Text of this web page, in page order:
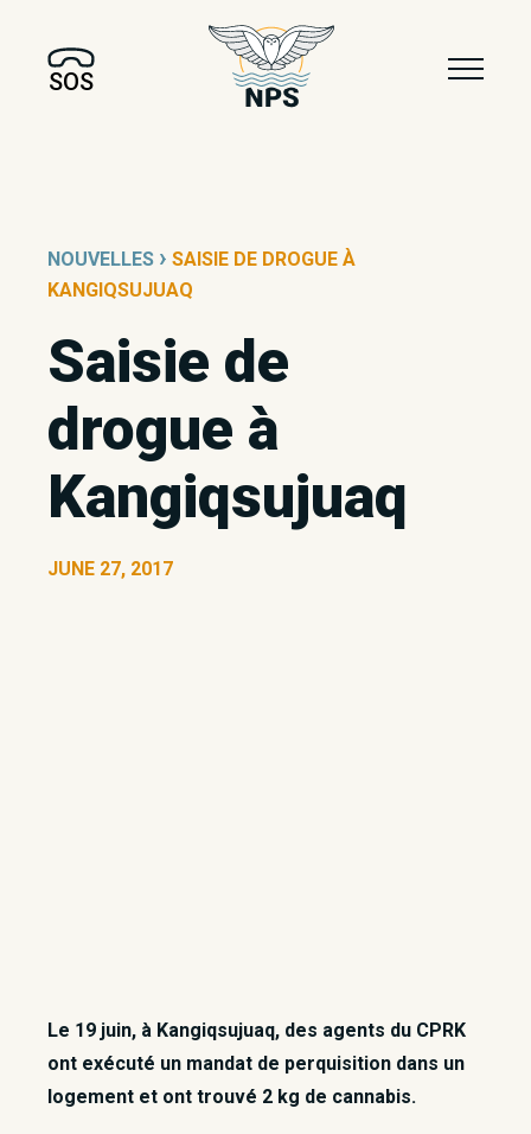
SOS
NOUVELLES › SAISIE DE DROGUE À
KANGIQSUJUAQ
Saisie de
drogue à
Kangiqsujuaq
JUNE 27, 2017
Le 19 juin, à Kangiqsujuaq, des agents du CPRK
ont exécuté un mandat de perquisition dans un
logement et ont trouvé 2 kg de cannabis.